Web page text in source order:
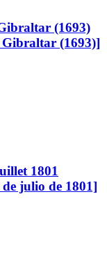
(1693)
Gibraltar (1693)]
1801
julio de 1801]